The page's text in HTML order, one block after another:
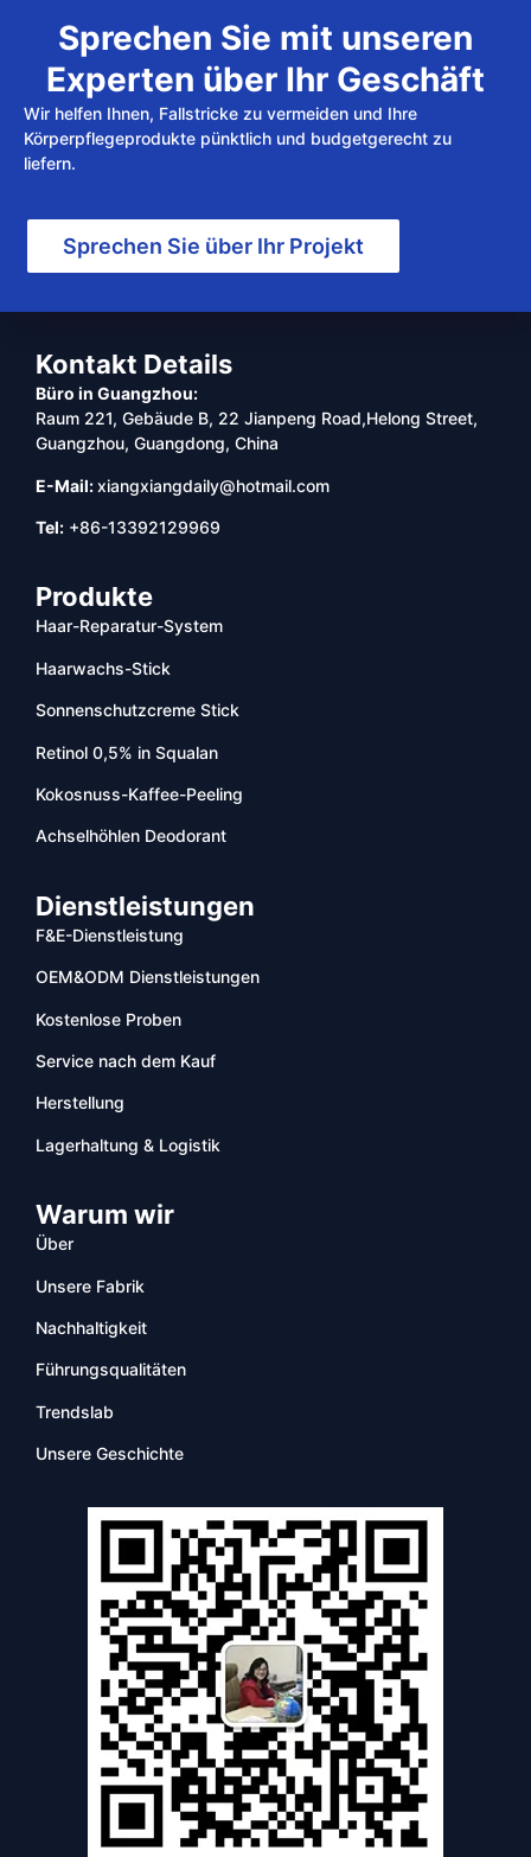
Sprechen Sie mit unseren
Experten über Ihr Geschäft
Wir helfen Ihnen, Fallstricke zu vermeiden und Ihre
Körperpflegeprodukte pünktlich und budgetgerecht zu
liefern.
Sprechen Sie über Ihr Projekt
Kontakt Details
Büro in Guangzhou:
Raum 221, Gebäude B, 22 Jianpeng Road,Helong Street,
Guangzhou, Guangdong, China
E-Mail:xiangxiangdaily@hotmail.com
Tel: +86-13392129969
Produkte
Haar-Reparatur-System
Haarwachs-Stick
Sonnenschutzcreme Stick
Retinol 0,5% in Squalan
Kokosnuss-Kaffee-Peeling
Achselhöhlen Deodorant
Dienstleistungen
F&E-Dienstleistung
OEM&ODM Dienstleistungen
Kostenlose Proben
Service nach dem Kauf
Herstellung
Lagerhaltung & Logistik
Warum wir
Über
Unsere Fabrik
Nachhaltigkeit
Führungsqualitäten
Trendslab
Unsere Geschichte